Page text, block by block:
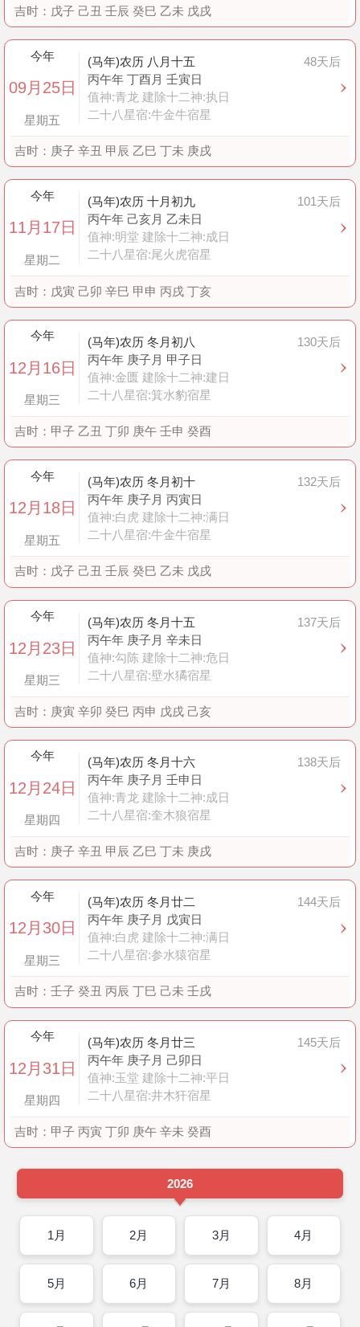
吉时： 戊子 己丑 壬辰 癸巳 乙未 戊戌
今年
09月25日
星期五
(马年)农历 八月十五
48天后
丙午年 丁酉月 壬寅日
值神:青龙 建除十二神:执日
二十八星宿:牛金牛宿星
吉时： 庚子 辛丑 甲辰 乙巳 丁未 庚戌
今年
11月17日
星期二
(马年)农历 十月初九
101天后
丙午年 己亥月 乙未日
值神:明堂 建除十二神:成日
二十八星宿:尾火虎宿星
吉时： 戊寅 己卯 辛巳 甲申 丙戌 丁亥
今年
12月16日
星期三
(马年)农历 冬月初八
130天后
丙午年 庚子月 甲子日
值神:金匮 建除十二神:建日
二十八星宿:箕水豹宿星
吉时： 甲子 乙丑 丁卯 庚午 壬申 癸酉
今年
12月18日
星期五
(马年)农历 冬月初十
132天后
丙午年 庚子月 丙寅日
值神:白虎 建除十二神:满日
二十八星宿:牛金牛宿星
吉时： 戊子 己丑 壬辰 癸巳 乙未 戊戌
今年
12月23日
星期三
(马年)农历 冬月十五
137天后
丙午年 庚子月 辛未日
值神:勾陈 建除十二神:危日
二十八星宿:壁水獝宿星
吉时： 庚寅 辛卯 癸巳 丙申 戊戌 己亥
今年
12月24日
星期四
(马年)农历 冬月十六
138天后
丙午年 庚子月 壬申日
值神:青龙 建除十二神:成日
二十八星宿:奎木狼宿星
吉时： 庚子 辛丑 甲辰 乙巳 丁未 庚戌
今年
12月30日
星期三
(马年)农历 冬月廿二
144天后
丙午年 庚子月 戊寅日
值神:白虎 建除十二神:满日
二十八星宿:参水猿宿星
吉时： 壬子 癸丑 丙辰 丁巳 己未 壬戌
今年
12月31日
星期四
(马年)农历 冬月廿三
145天后
丙午年 庚子月 己卯日
值神:玉堂 建除十二神:平日
二十八星宿:井木犴宿星
吉时： 甲子 丙寅 丁卯 庚午 辛未 癸酉
2026
1月 2月 3月 4月
5月 6月 7月 8月